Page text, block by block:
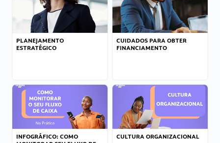
PLANEJAMENTO
ESTRATÉGICO
CUIDADOS PARA OBTER
FINANCIAMENTO
INFOGRÁFICO: COMO
CULTURA ORGANIZACIONAL